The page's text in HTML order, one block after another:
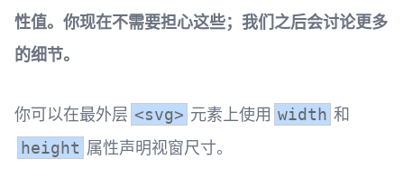
性值。你现在不需要担心这些；我们之后会讨论更多
的细节。
你可以在最外层 <svg> 元素上使用 width 和
height 属性声明视窗尺寸。